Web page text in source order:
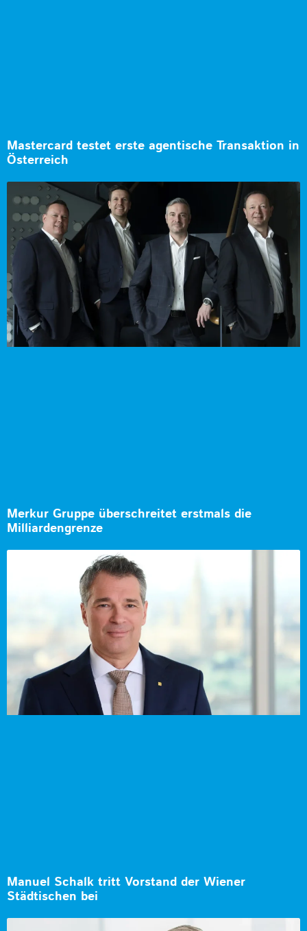
Mastercard testet erste agentische Transaktion in
Österreich
Merkur Gruppe überschreitet erstmals die
Milliardengrenze
Manuel Schalk tritt Vorstand der Wiener
Städtischen bei